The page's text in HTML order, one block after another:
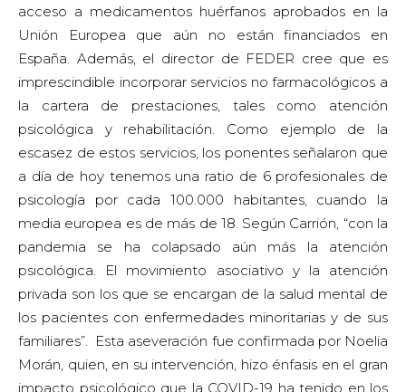
pandemia se ha colapsado aún más la atención
psicológica. El movimiento asociativo y la atención
privada son los que se encargan de la salud mental de
los pacientes con enfermedades minoritarias y de sus
familiares”. Esta aseveración fue confirmada por Noelia
Morán, quien, en su intervención, hizo énfasis en el gran
impacto psicológico que la COVID-19 ha tenido en los
pacientes con EERR y sus familias, y en que la
recuperación de la salud mental es un reto importante
derivado de esta pandemia. “En el diagnóstico de las
EERR sería interesante contar con una perspectiva
multidisciplinar. La psicología puede aportar mucho,
sobre todo a la hora del acompañamiento en el
proceso de diagnóstico, que es tremendamente
complicado para la persona que tiene la enfermedad,
así como para sus familiares” agregó la vicepresidenta